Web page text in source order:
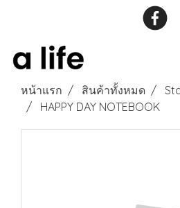
หน้าแรก สินค้าทั้งหมด
HAPPY DAY NOTEBOOK